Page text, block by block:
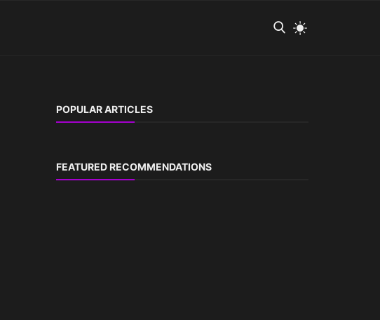
POPULAR ARTICLES
FEATURED RECOMMENDATIONS